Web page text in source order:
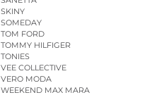
SKINY
SOMEDAY
TOM FORD
TOMMY HILFIGER
TONIES
VEE COLLECTIVE
VERO MODA
WEEKEND MAX MARA